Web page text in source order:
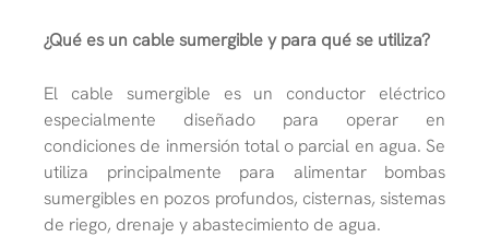
¿Qué es un cable sumergible y para qué se utiliza?
El cable sumergible es un conductor eléctrico
especialmente diseñado para operar en
condiciones de inmersión total o parcial en agua. Se
utiliza principalmente para alimentar bombas
sumergibles en pozos profundos, cisternas, sistemas
de riego, drenaje y abastecimiento de agua.